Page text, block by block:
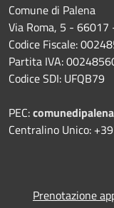
Comune di Palena
Via Roma, 5 - 66017
Codice Fiscale:
Partita IVA:
Codice SDI: UFQB79
PEC:
Centralino Unico:
Prenotazione